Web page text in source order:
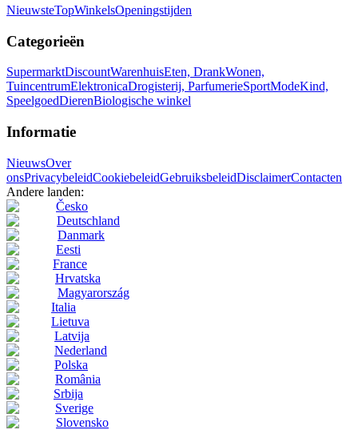
NieuwsteTopWinkelsOpeningstijden
Categorieën
SupermarktDiscountWarenhuisEten, DrankWonen,
TuincentrumElektronicaDrogisterij, ParfumerieSportModeKind,
SpeelgoedDierenBiologische winkel
Informatie
NieuwsOver
onsPrivacybeleidCookiebeleidGebruiksbeleidDisclaimerContacten
Andere landen:
Česko
Deutschland
Danmark
Eesti
France
Hrvatska
Magyarország
Italia
Lietuva
Latvija
Nederland
Polska
România
Srbija
Sverige
Slovensko